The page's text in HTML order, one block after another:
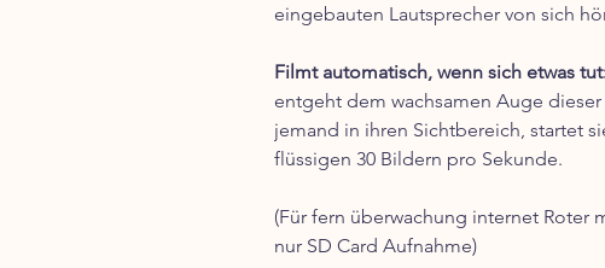
eingebauten Lautsprecher von sich
Filmt automatisch, wenn sich etwas
entgeht dem wachsamen Auge
jemand in ihren Sichtbereich, startet
flüssigen 30 Bildern pro Sekunde.
(Für fern überwachung internet Roter
nur SD Card Aufnahme)